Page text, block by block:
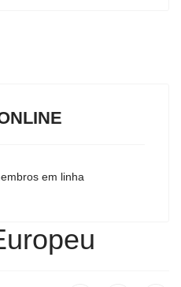
em linha